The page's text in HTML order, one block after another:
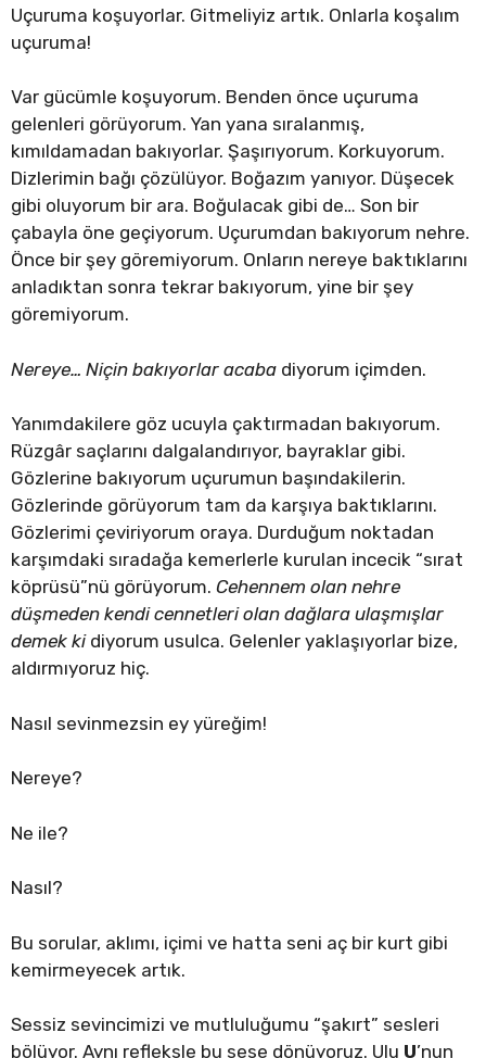
Uçuruma koşuyorlar. Gitmeliyiz artık. Onlarla koşalım
uçuruma!
Var gücümle koşuyorum. Benden önce uçuruma
gelenleri görüyorum. Yan yana sıralanmış,
kımıldamadan bakıyorlar. Şaşırıyorum. Korkuyorum.
Dizlerimin bağı çözülüyor. Boğazım yanıyor. Düşecek
gibi oluyorum bir ara. Boğulacak gibi de… Son bir
çabayla öne geçiyorum. Uçurumdan bakıyorum nehre.
Önce bir şey göremiyorum. Onların nereye baktıklarını
anladıktan sonra tekrar bakıyorum, yine bir şey
göremiyorum.
Nereye… Niçin bakıyorlar acaba diyorum içimden.
Yanımdakilere göz ucuyla çaktırmadan bakıyorum.
Rüzgâr saçlarını dalgalandırıyor, bayraklar gibi.
Gözlerine bakıyorum uçurumun başındakilerin.
Gözlerinde görüyorum tam da karşıya baktıklarını.
Gözlerimi çeviriyorum oraya. Durduğum noktadan
karşımdaki sıradağa kemerlerle kurulan incecik “sırat
köprüsü”nü görüyorum. Cehennem olan nehre
düşmeden kendi cennetleri olan dağlara ulaşmışlar
demek kidiyorum usulca. Gelenler yaklaşıyorlar bize,
aldırmıyoruz hiç.
Nasıl sevinmezsin ey yüreğim!
Nereye?
Ne ile?
Nasıl?
Bu sorular, aklımı, içimi ve hatta seni aç bir kurt gibi
kemirmeyecek artık.
Sessiz sevincimizi ve mutluluğumu “şakırt” sesleri
bölüyor. Aynı refleksle bu sese dönüyoruz. Ulu U’nun